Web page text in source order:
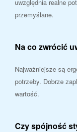
uwzględnia realne
przemyślane.
Na co zwrócić
Najważniejsze są
potrzeby. Dobrze
wartość.
Czy spójność